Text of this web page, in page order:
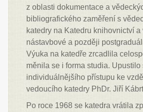
z oblasti dokumentace a
bibliografického zaměření s
katedry na Katedru knihovnictví
nástavbové a později
Výuka na katedře zrcadlila
měnila se i forma studia.
individuálnějšího přístupu ke
vedoucího katedry PhDr. Jiří
Po roce 1968 se katedra vrátila